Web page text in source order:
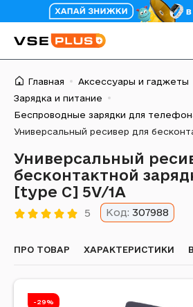
Главная
Аксессуары и гаджеты
Зарядка и питание
Беспроводные зарядки для
Универсальный
бесконтактной
[type C] 5V/1A
5 Код: 307988
ПРО ТОВАР ХАРАКТЕРИСТИКИ
-29%